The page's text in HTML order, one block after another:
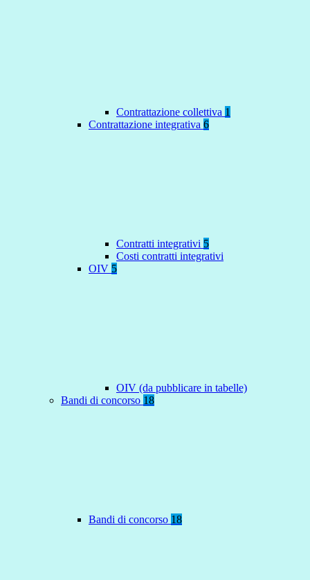
Contrattazione collettiva 1
Contrattazione integrativa 6
Contratti integrativi 5
Costi contratti integrativi
OIV 5
OIV (da pubblicare in tabelle)
Bandi di concorso 18
Bandi di concorso 18